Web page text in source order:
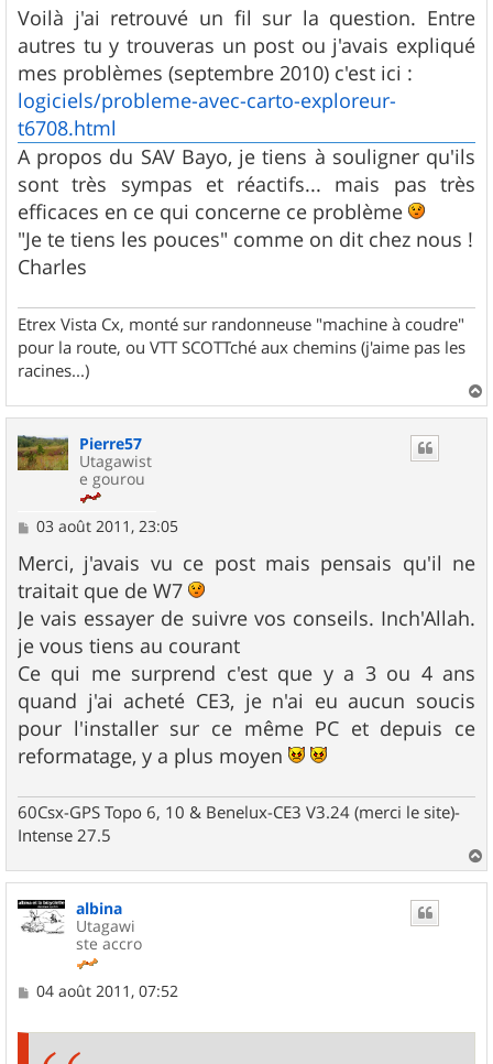
g
e
Voilà j'ai retrouvé un fil sur la question. Entre
autres tu y trouveras un post ou j'avais expliqué
mes problèmes (septembre 2010) c'est ici :
logiciels/probleme-avec-carto-exploreur-
t6708.html
A propos du SAV Bayo, je tiens à souligner qu'ils
sont très sympas et réactifs... mais pas très
efficaces en ce qui concerne ce problème
"Je te tiens les pouces" comme on dit chez nous !
Charles
Etrex Vista Cx, monté sur randonneuse "machine à coudre"
pour la route, ou VTT SCOTTché aux chemins (j'aime pas les
racines...)
a
Pierre57
Utagawist
e gourou
M
s
s
a
g
e
03 août 2011, 23:05
Merci, j'avais vu ce post mais pensais qu'il ne
traitait que de W7
Je vais essayer de suivre vos conseils. Inch'Allah.
je vous tiens au courant
Ce qui me surprend c'est que y a 3 ou 4 ans
quand j'ai acheté CE3, je n'ai eu aucun soucis
pour l'installer sur ce même PC et depuis ce
reformatage, y a plus moyen
60Csx-GPS Topo 6, 10 & Benelux-CE3 V3.24 (merci le site)-
Intense 27.5
a
albina
Utagawi
ste accro
M
04 août 2011, 07:52